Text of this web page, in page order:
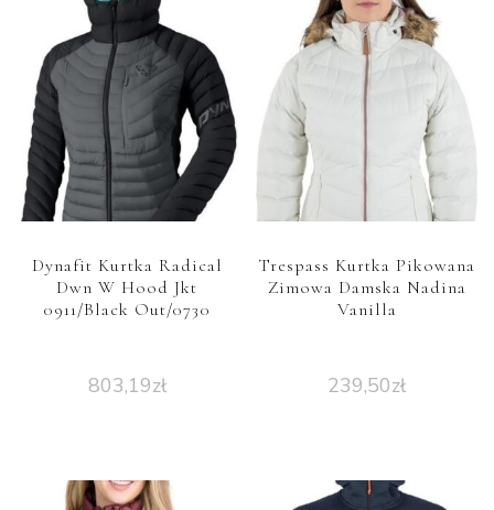
Dynafit Kurtka Radical
Dwn W Hood Jkt
0911/Black Out/0730
803,19zł
Trespass Kurtka Pikowana
Zimowa Damska Nadina
Vanilla
239,50zł